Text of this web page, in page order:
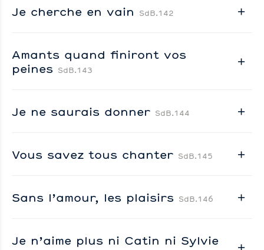
Je cherche en vain SdB.142
Amants quand finiront vos
peines
SdB.143
Je ne saurais donner SdB.144
Vous savez tous chanter SdB.145
Sans l’amour, les plaisirs SdB.146
Je n’aime plus ni Catin ni Sylvie